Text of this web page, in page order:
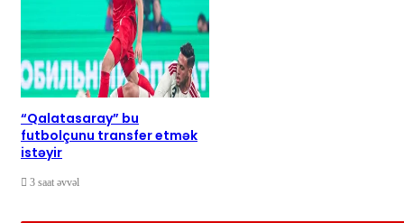
“Qalatasaray” bu
futbolçunu transfer etmək
istəyir
3 saat əvvəl